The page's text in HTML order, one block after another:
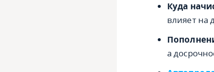
Куда
влияет на
а